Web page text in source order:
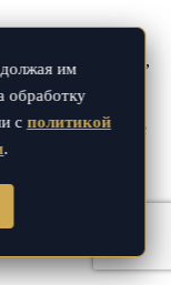
пенсионерам,
детям в возрасте
требуется (1
им
обработку
с политикой
.